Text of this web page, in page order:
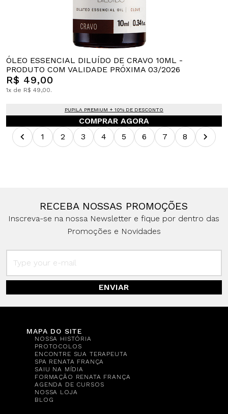
ÓLEO ESSENCIAL DILUÍDO DE CRAVO 10ML -
PRODUTO COM VALIDADE PRÓXIMA 03/2026
R$ 49,00
1x de R$ 49,00.
PUPILA PREMIUM + 10% DE DESCONTO
COMPRAR AGORA
1
2 3 4 5 6 7 8
RECEBA NOSSAS PROMOÇÕES
Inscreva-se na nossa Newsletter e fique por dentro das
Promoções e Novidades
ENVIAR
MAPA DO SITE
NOSSA HISTÓRIA
PROTOCOLOS
ENCONTRE SUA TERAPEUTA
SPA RENATA FRANÇA
SAIU NA MÍDIA
FORMAÇÃO RENATA FRANÇA
AGENDA DE CURSOS
NOSSA LOJA
BLOG